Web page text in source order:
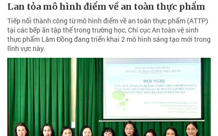
Lan tỏa mô hình điểm về an toàn thực phẩm
Tiếp nối thành công từ mô hình điểm về an toàn thực phẩm (ATTP)
tại các bếp ăn tập thể trong trường học, Chi cục An toàn vệ sinh
thực phẩm Lâm Đồng đang triển khai 2 mô hình sáng tạo mới trong
lĩnh vực này.